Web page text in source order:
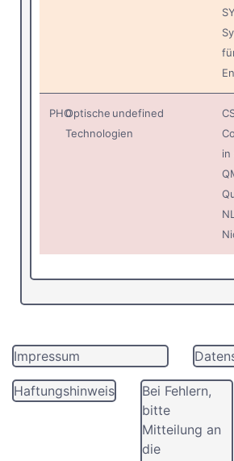
PHOOptische
Technologien
undefined
in
Impressum
Haftungshinweis
Bei Fehlern,
bitte
Mitteilung an
die